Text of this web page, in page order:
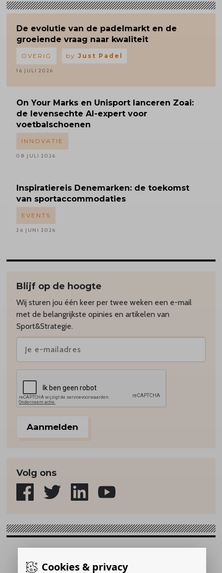
Cookies & privacy
De evolutie van de padelmarkt en de
groeiende vraag naar kwaliteit
OVERIG by Just Padel
16 JULI 2026
On Your Marks en Unisport lanceren Zoai:
de levensechte AI-expert voor
voetbalschoenen
INNOVATIE
08 JULI 2026
Inspiratiereis Denemarken: de toekomst
van sportaccommodaties
EVENTS
26 JUNI 2026
Blijf op de hoogte
Wij sturen jou één keer per twee weken een e-mail
met de belangrijkste opinies en artikelen van
Sport&Strategie.
Aanmelden
Volg ons